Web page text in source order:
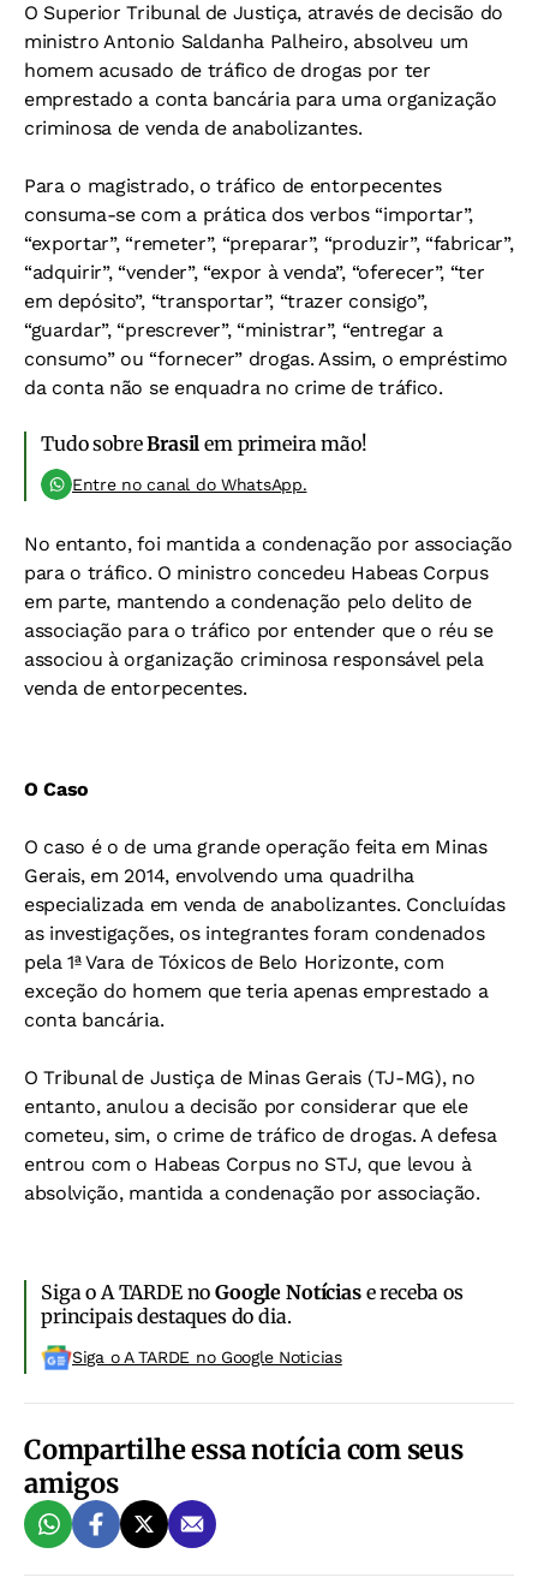
O Superior Tribunal de Justiça, através de decisão do
ministro Antonio Saldanha Palheiro, absolveu um
homem acusado de tráfico de drogas por ter
emprestado a conta bancária para uma organização
criminosa de venda de anabolizantes.
Para o magistrado, o tráfico de entorpecentes
consuma-se com a prática dos verbos “importar”,
“exportar”, “remeter”, “preparar”, “produzir”, “fabricar”,
“adquirir”, “vender”, “expor à venda”, “oferecer”, “ter
em depósito”, “transportar”, “trazer consigo”,
“guardar”, “prescrever”, “ministrar”, “entregar a
consumo” ou “fornecer” drogas. Assim, o empréstimo
da conta não se enquadra no crime de tráfico.
Tudo sobreBrasil em primeira mão!
Entre no canal do WhatsApp.
No entanto, foi mantida a condenação por associação
para o tráfico. O ministro concedeu Habeas Corpus
em parte, mantendo a condenação pelo delito de
associação para o tráfico por entender que o réu se
associou à organização criminosa responsável pela
venda de entorpecentes.
O Caso
O caso é o de uma grande operação feita em Minas
Gerais, em 2014, envolvendo uma quadrilha
especializada em venda de anabolizantes. Concluídas
as investigações, os integrantes foram condenados
pela 1ª Vara de Tóxicos de Belo Horizonte, com
exceção do homem que teria apenas emprestado a
conta bancária.
O Tribunal de Justiça de Minas Gerais (TJ-MG), no
entanto, anulou a decisão por considerar que ele
cometeu, sim, o crime de tráfico de drogas. A defesa
entrou com o Habeas Corpus no STJ, que levou à
absolvição, mantida a condenação por associação.
Siga o A TARDE noGoogle Notíciase receba os
principais destaques do dia.
Siga o A TARDE no Google Noticias
Compartilhe essa notícia com seus
amigos